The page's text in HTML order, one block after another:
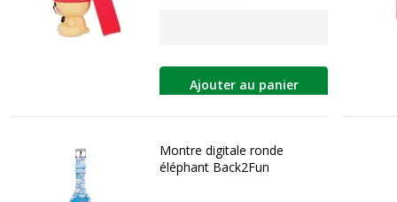
Ajouter au panier
Montre digitale ronde
éléphant Back2Fun